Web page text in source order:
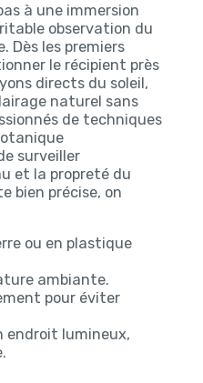
à une immersion
observation du
Dès les premiers
le récipient près
directs du soleil,
naturel sans
de techniques
surveiller
et la propreté du
bien précise, on
ou en plastique
ambiante.
pour éviter
endroit lumineux,